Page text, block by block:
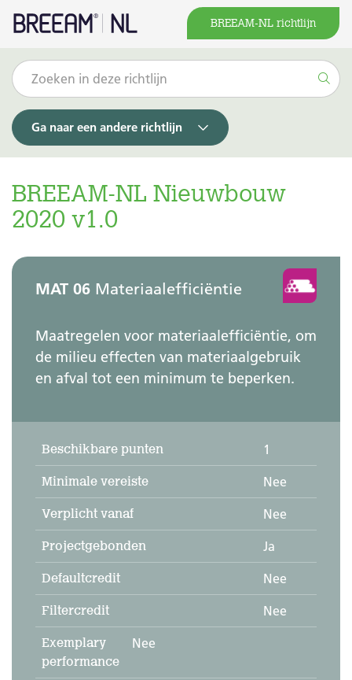
BREEAM-NL richtlijn
Ga naar een andere richtlijn
BREEAM-NL Nieuwbouw
2020 v1.0
MAT 06 Materiaalefficiëntie
Maatregelen voor materiaalefficiëntie, om
de milieu effecten van materiaalgebruik
en afval tot een minimum te beperken.
Beschikbare punten 1
Minimale vereiste Nee
Verplicht vanaf Nee
Projectgebonden Ja
Defaultcredit Nee
Filtercredit Nee
Exemplary
performance
Nee